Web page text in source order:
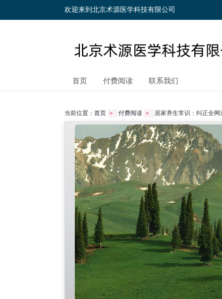
欢迎来到北京术源医学科技有限公司
首页 付费阅读 联系我们
当前位置： 首页 > 付费阅读 > 居家养生常识：纠正全